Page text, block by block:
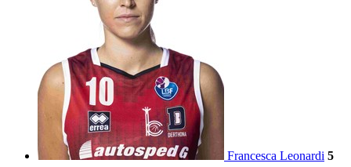
Francesca Leonardi 5